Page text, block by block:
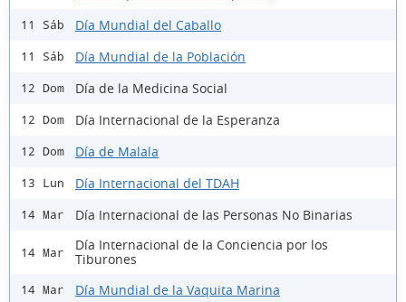
11 Sáb Día Mundial del Caballo
11 Sáb Día Mundial de la Población
12 Dom Día de la Medicina Social
12 Dom Día Internacional de la Esperanza
12 Dom Día de Malala
13 Lun Día Internacional del TDAH
14 Mar Día Internacional de las Personas No Binarias
14 Mar
Día Internacional de la Conciencia por los
Tiburones
14 Mar Día Mundial de la Vaquita Marina